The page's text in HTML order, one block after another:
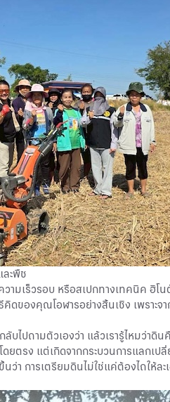
ละพืช
มเร็วรอบ หรือสเปกทางเทคนิค ฮิโ
ดของคุณโอฬารอย่างสิ้นเชิง เพราะ
บไปถามตัวเองว่า แล้วเรารู้ไหมว่า
ยตรง แต่เกิดจากกระบวนการแลกเ
ว่า การเตรียมดินไม่ใช่แค่ต้องไถให้